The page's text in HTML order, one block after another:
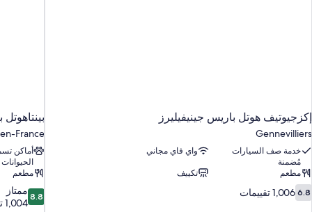
إكزجيوتيف هوتل باريس جينيفيليرز
Gennevilliers
خدمة صف السيارات
مُضمنة
واي فاي مجاني
مطعم
تكييف
6.8
من
6.8 1,006 تقييمات
France
أماكن
الحيوانات
مطعم
8.8
من
8.8 ممتاز
1,004 تقييمات